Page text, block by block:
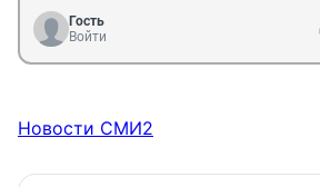
Гость
Войти
Новости СМИ2